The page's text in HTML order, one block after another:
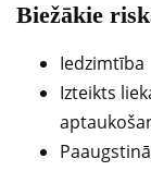
Biežākie
Iedzimtība
Izteikts